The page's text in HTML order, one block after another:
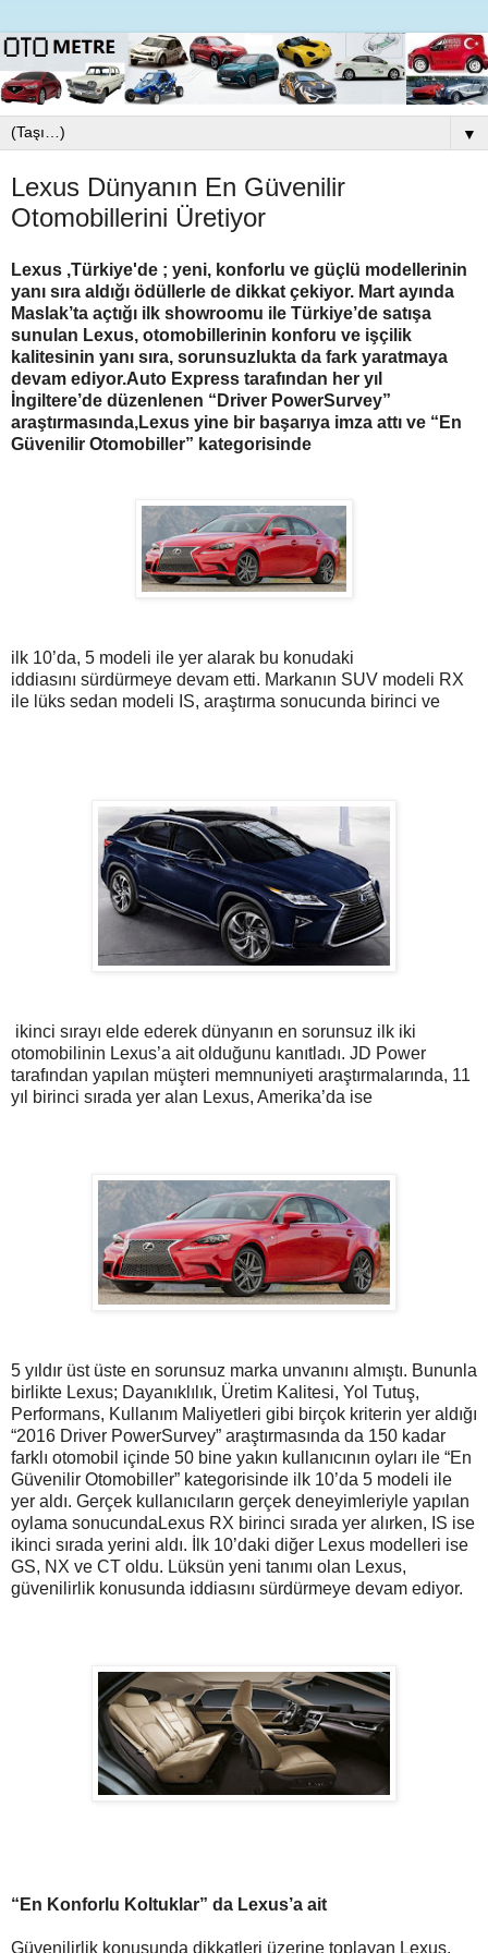
▼
Lexus Dünyanın En Güvenilir
Otomobillerini Üretiyor
Lexus ,Türkiye'de ; yeni, konforlu ve güçlü modellerinin
yanı sıra aldığı ödüllerle de dikkat çekiyor. Mart ayında
Maslak’ta açtığı ilk showroomu ile Türkiye’de satışa
sunulan Lexus, otomobillerinin konforu ve işçilik
kalitesinin yanı sıra, sorunsuzlukta da fark yaratmaya
devam ediyor.Auto Express tarafından her yıl
İngiltere’de düzenlenen “Driver PowerSurvey”
araştırmasında,Lexus yine bir başarıya imza attı ve “En
Güvenilir Otomobiller” kategorisinde
ilk 10’da, 5 modeli ile yer alarak bu konudaki
iddiasını sürdürmeye devam etti. Markanın SUV modeli RX
ile lüks sedan modeli IS, araştırma sonucunda birinci ve
ikinci sırayı elde ederek dünyanın en sorunsuz ilk iki
otomobilinin Lexus’a ait olduğunu kanıtladı. JD Power
tarafından yapılan müşteri memnuniyeti araştırmalarında, 11
yıl birinci sırada yer alan Lexus, Amerika’da ise
5 yıldır üst üste en sorunsuz marka unvanını almıştı. Bununla
birlikte Lexus; Dayanıklılık, Üretim Kalitesi, Yol Tutuş,
Performans, Kullanım Maliyetleri gibi birçok kriterin yer aldığı
“2016 Driver PowerSurvey” araştırmasında da 150 kadar
farklı otomobil içinde 50 bine yakın kullanıcının oyları ile “En
Güvenilir Otomobiller” kategorisinde ilk 10’da 5 modeli ile
yer aldı. Gerçek kullanıcıların gerçek deneyimleriyle yapılan
oylama sonucundaLexus RX birinci sırada yer alırken, IS ise
ikinci sırada yerini aldı. İlk 10’daki diğer Lexus modelleri ise
GS, NX ve CT oldu. Lüksün yeni tanımı olan Lexus,
güvenilirlik konusunda iddiasını sürdürmeye devam ediyor.
“En Konforlu Koltuklar” da Lexus’a ait
Güvenilirlik konusunda dikkatleri üzerine toplayan Lexus,